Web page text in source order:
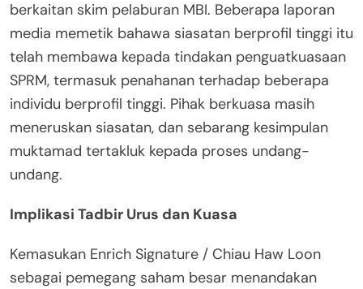
berkaitan skim pelaburan MBI. Beberapa laporan
media memetik bahawa siasatan berprofil tinggi itu
telah membawa kepada tindakan penguatkuasaan
SPRM, termasuk penahanan terhadap beberapa
individu berprofil tinggi. Pihak berkuasa masih
meneruskan siasatan, dan sebarang kesimpulan
muktamad tertakluk kepada proses undang-
undang.
Implikasi Tadbir Urus dan Kuasa
Kemasukan Enrich Signature / Chiau Haw Loon
sebagai pemegang saham besar menandakan